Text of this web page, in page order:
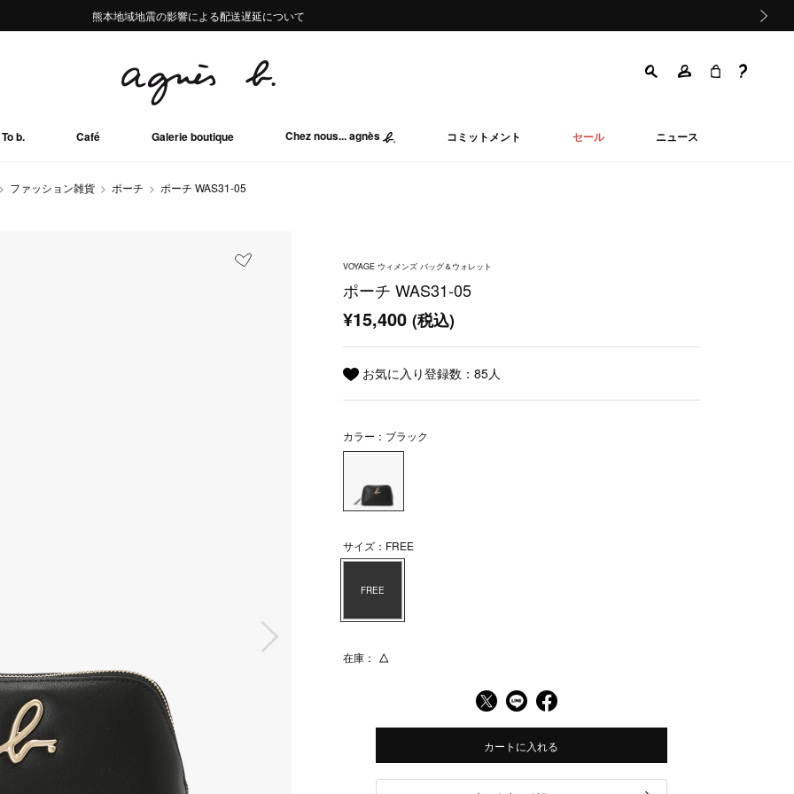
熊本地域地震の影響による配送遅延について
Summer Sale 2buy10%OFF!!
熊本地域地震の影響による配送遅延について
Summer Sale 2buy10%OFF!!
To b. Café Galerie boutique Chez nous... agnès コミットメント セール ニュース
ファッション雑貨 ポーチ ポーチ WAS31-05
VOYAGE ウィメンズ バッグ＆ウォレット
ポーチ WAS31-05
¥15,400(税込)
お気に入り登録数：85人
カラー：ブラック
サイズ：FREE
FREE
在庫： △
カートに入れる